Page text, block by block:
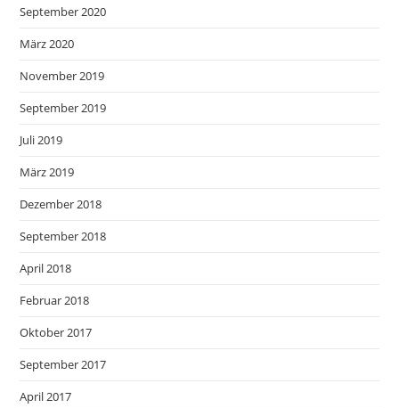
September 2020
März 2020
November 2019
September 2019
Juli 2019
März 2019
Dezember 2018
September 2018
April 2018
Februar 2018
Oktober 2017
September 2017
April 2017